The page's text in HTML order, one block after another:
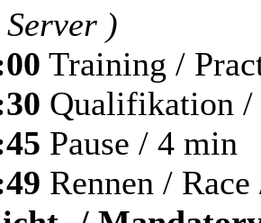
Server )
Training /
Qualifikation
Pause / 4 min
Rennen /